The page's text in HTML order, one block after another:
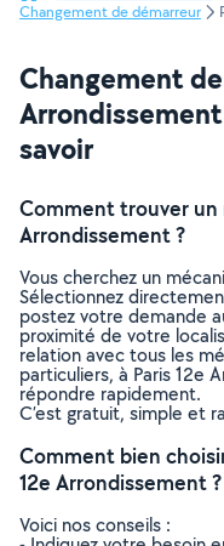
Changement de démarreur
Changement
savoir
Comment trouver un
Arrondissement ?
Vous cherchez un
Sélectionnez
postez votre demande
proximité de votre
relation avec tous les
particuliers, à Paris 12e
répondre rapidement.
C’est gratuit, simple et
Comment bien
12e Arrondissement ?
Voici nos conseils :